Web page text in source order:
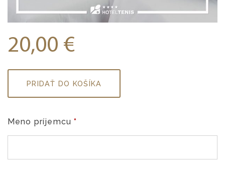
20,00 €
Lymphastim
obe
60
min
PRIDAŤ DO KOŠÍKA
Meno príjemcu*